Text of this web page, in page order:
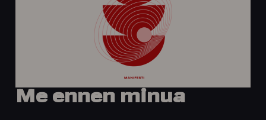
Me ennen minua